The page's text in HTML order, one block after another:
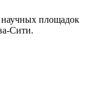
научных площадок
Сити.